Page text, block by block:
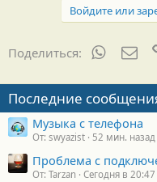
Войдите или
Поделиться:
Последние
Музыка с телефона
От: swyazist 52 мин. назад
Проблема с
От: Tarzan Сегодня в 20:47